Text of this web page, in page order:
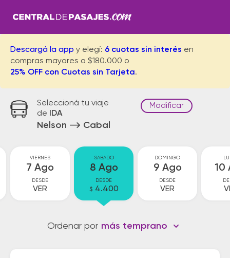
Descargá la app y elegí: 6 cuotas sin interés en
compras mayores a $180.000 o
25% OFF con Cuotas sin Tarjeta.
Seleccioná tu viaje
de
IDA
Nelson Cabal
Modificar
VIERNES
7 Ago
DESDE
VER
SABADO
8 Ago
DESDE
$ 4.400
DOMINGO
9 Ago
DESDE
VER
10
Ordenar por más temprano